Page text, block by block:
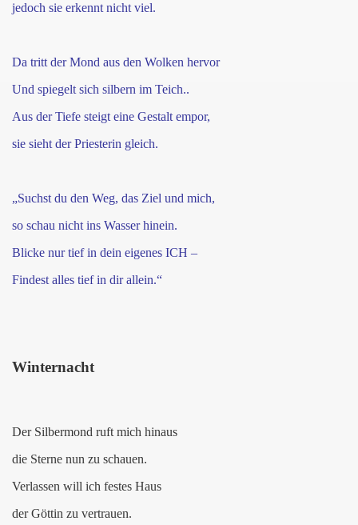
jedoch sie erkennt nicht viel.
Da tritt der Mond aus den Wolken hervor
Und spiegelt sich silbern im Teich..
Aus der Tiefe steigt eine Gestalt empor,
sie sieht der Priesterin gleich.
„Suchst du den Weg, das Ziel und mich,
so schau nicht ins Wasser hinein.
Blicke nur tief in dein eigenes ICH –
Findest alles tief in dir allein.“
Winternacht
Der Silbermond ruft mich hinaus
die Sterne nun zu schauen.
Verlassen will ich festes Haus
der Göttin zu vertrauen.